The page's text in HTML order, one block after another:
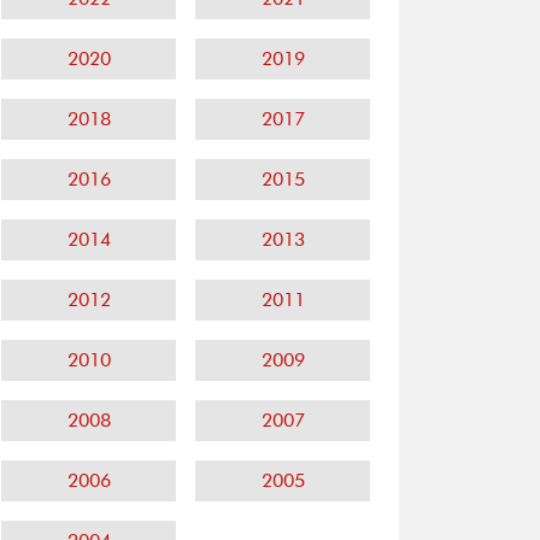
2020 2019
2018 2017
2016 2015
2014 2013
2012 2011
2010 2009
2008 2007
2006 2005